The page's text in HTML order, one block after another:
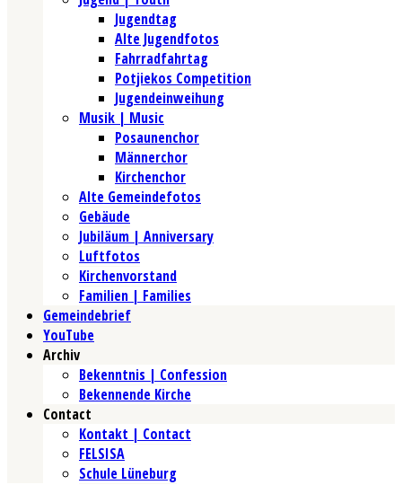
Jugendtag
Alte Jugendfotos
Fahrradfahrtag
Potjiekos Competition
Jugendeinweihung
Musik | Music
Posaunenchor
Männerchor
Kirchenchor
Alte Gemeindefotos
Gebäude
Jubiläum | Anniversary
Luftfotos
Kirchenvorstand
Familien | Families
Gemeindebrief
YouTube
Archiv
Bekenntnis | Confession
Bekennende Kirche
Contact
Kontakt | Contact
FELSISA
Schule Lüneburg